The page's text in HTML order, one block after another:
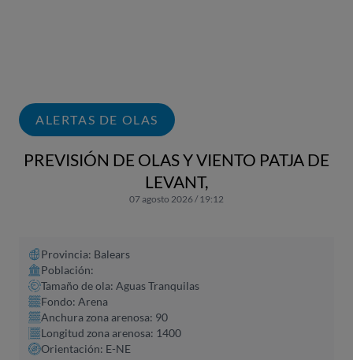
ALERTAS DE OLAS
PREVISIÓN DE OLAS Y VIENTO PATJA DE
LEVANT,
07 agosto 2026 / 19:12
Provincia: Balears
Población:
Tamaño de ola: Aguas Tranquilas
Fondo: Arena
Anchura zona arenosa: 90
Longitud zona arenosa: 1400
Orientación: E-NE